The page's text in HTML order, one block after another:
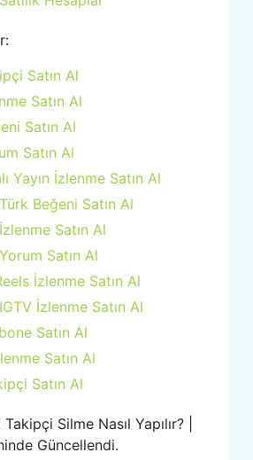
Satın Al
Satın Al
Satın Al
Satın Al
Yayın İzlenme Satın Al
Beğeni Satın Al
Satın Al
Satın Al
İzlenme Satın Al
İzlenme Satın Al
Satın Al
Satın Al
Satın Al
Silme Nasıl Yapılır? |
Güncellendi.